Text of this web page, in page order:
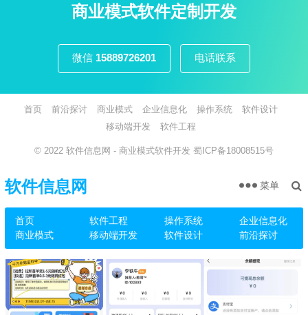
商业模式软件定制开发
微信 15889726201 电话联系
首页 前沿探讨 商业模式 企业信息化 操作系统
软件设计
移动端开发
软件工程
© 2022 软件信息网 - 商业模式软件开发 蜀ICP备18008515号
软件信息网
首页 软件工程 操作系统
企业信息化
商业模式
移动端开发 软件设计 前沿探讨
菜单